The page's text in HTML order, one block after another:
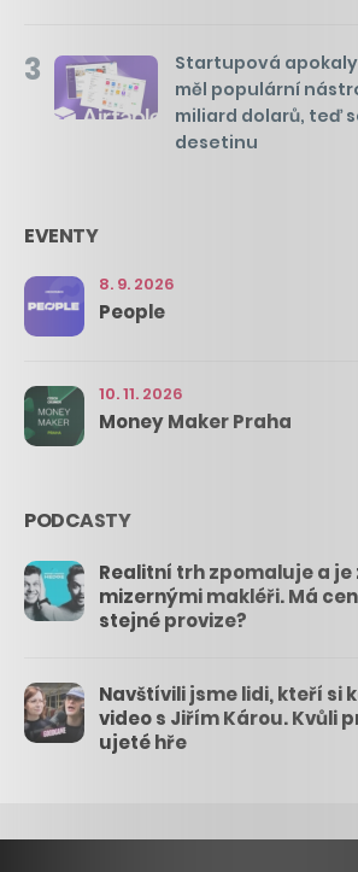
3
Startupová
měl populární
miliard dolarů, teď
desetinu
EVENTY
8. 9. 2026
People
10. 11. 2026
Money Maker Praha
PODCASTY
Realitní trh zpomaluje a
mizernými makléři. Má
stejné provize?
Navštívili jsme lidi, kteří si
video s Jiřím Károu. Kvůli
ujeté hře